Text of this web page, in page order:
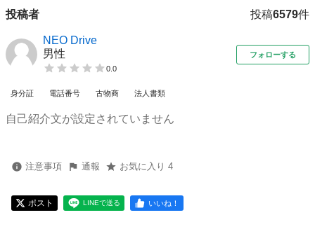
投稿者 投稿6579件
NEO Drive
男性
0.0
フォローする
身分証 電話番号 古物商 法人書類
自己紹介文が設定されていません
注意事項 通報 お気に入り 4
ポスト LINEで送る いいね！